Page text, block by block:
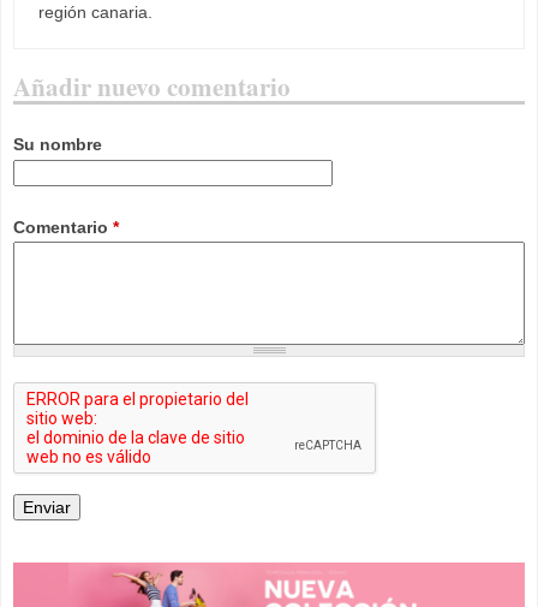
región canaria.
Añadir nuevo comentario
Su nombre
Comentario *